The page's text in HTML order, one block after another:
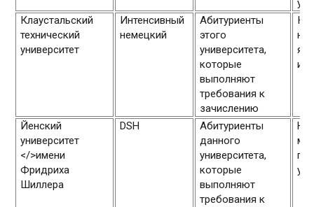
Клаустальский
технический
университет
Интенсивный
немецкий
Абитуриенты
этого
университета,
которые
выполняют
требования к
зачислению
Йенский
университет
</>имени
Фридриха
Шиллера
DSH
Абитуриенты
данного
университета,
которые
выполняют
требования к